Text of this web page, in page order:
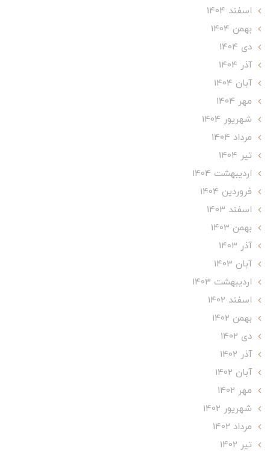
اسفند 1404
بهمن 1404
دی 1404
آذر 1404
آبان 1404
مهر 1404
شهریور 1404
مرداد 1404
تير 1404
ارديبهشت 1404
فروردین 1404
اسفند 1403
بهمن 1403
آذر 1403
آبان 1403
ارديبهشت 1403
اسفند 1402
بهمن 1402
دی 1402
آذر 1402
آبان 1402
مهر 1402
شهریور 1402
مرداد 1402
تير 1402